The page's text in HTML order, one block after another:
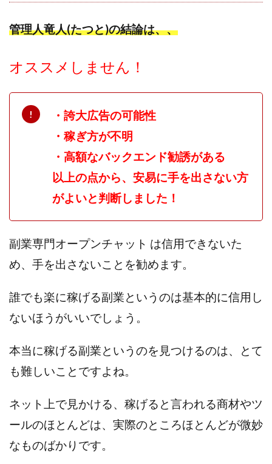
管理人竜人(たつと)の結論は、、
オススメしません！
・誇大広告の可能性
・稼ぎ方が不明
・高額なバックエンド勧誘がある
以上の点から、安易に手を出さない方
がよいと判断しました！
副業専門オープンチャット は信用できないた
め、手を出さないことを勧めます。
誰でも楽に稼げる副業というのは基本的に信用し
ないほうがいいでしょう。
本当に稼げる副業というのを見つけるのは、とて
も難しいことですよね。
ネット上で見かける、稼げると言われる商材やツ
ールのほとんどは、実際のところほとんどが微妙
なものばかりです。